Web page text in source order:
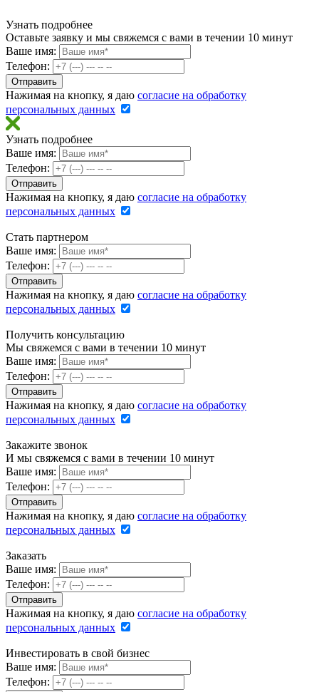
Узнать подробнее
Оставьте заявку и мы свяжемся с вами в течении 10 минут
Ваше имя:
Телефон:
Нажимая на кнопку, я даю согласие на обработку
персональных данных
Узнать подробнее
Ваше имя:
Телефон:
Нажимая на кнопку, я даю согласие на обработку
персональных данных
Стать партнером
Ваше имя:
Телефон:
Нажимая на кнопку, я даю согласие на обработку
персональных данных
Получить консультацию
Мы свяжемся с вами в течении 10 минут
Ваше имя:
Телефон:
Нажимая на кнопку, я даю согласие на обработку
персональных данных
Закажите звонок
И мы свяжемся с вами в течении 10 минут
Ваше имя:
Телефон:
Нажимая на кнопку, я даю согласие на обработку
персональных данных
Заказать
Ваше имя:
Телефон:
Нажимая на кнопку, я даю согласие на обработку
персональных данных
Инвестировать в свой бизнес
Ваше имя:
Телефон: